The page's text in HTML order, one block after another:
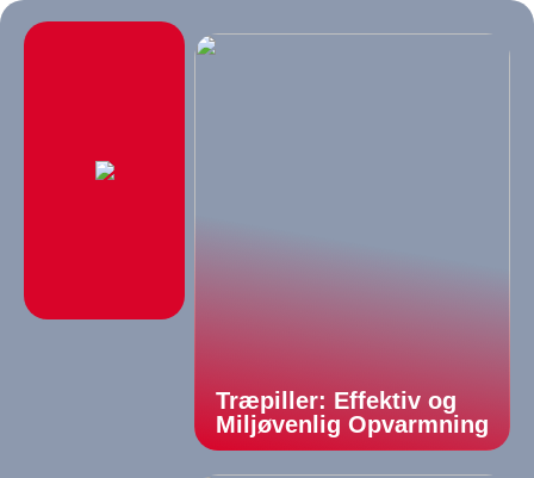
Træpiller: Effektiv og
Miljøvenlig Opvarmning